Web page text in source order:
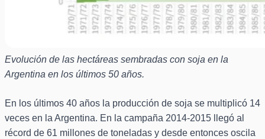
Evolución de las hectáreas sembradas con soja en la
Argentina en los últimos 50 años.
En los últimos 40 años la producción de soja se multiplicó 14
veces en la Argentina. En la campaña 2014-2015 llegó al
récord de 61 millones de toneladas y desde entonces oscila